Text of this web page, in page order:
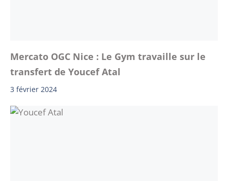
Mercato OGC Nice : Le Gym travaille sur le
transfert de Youcef Atal
3 février 2024